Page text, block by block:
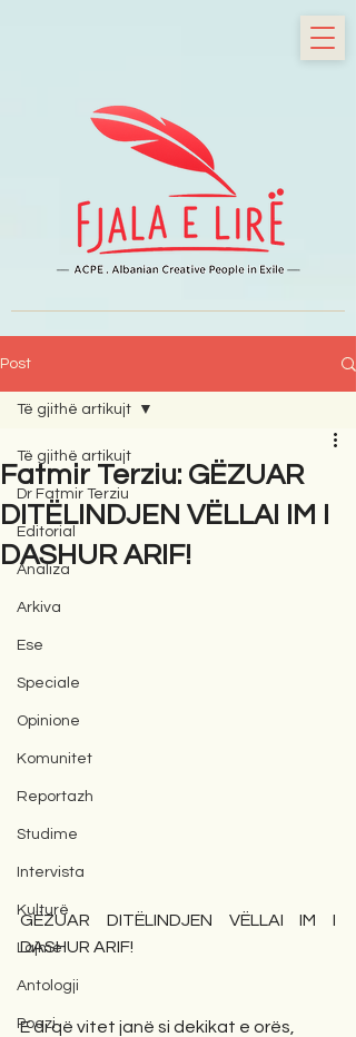
Post
Të gjithë artikujt
Dr Fatmir Terziu
Editorial
Analiza
Arkiva
Ese
Speciale
Opinione
Komunitet
Reportazh
Studime
Intervista
Kulturë
Lajme
Antologji
Poezi
Të gjithë artikujt
Fatmir Terziu: GËZUAR
DITËLINDJEN VËLLAI IM I
DASHUR ARIF!
GËZUAR DITËLINDJEN VËLLAI IM I
DASHUR ARIF!
E di që vitet janë si dekikat e orës,